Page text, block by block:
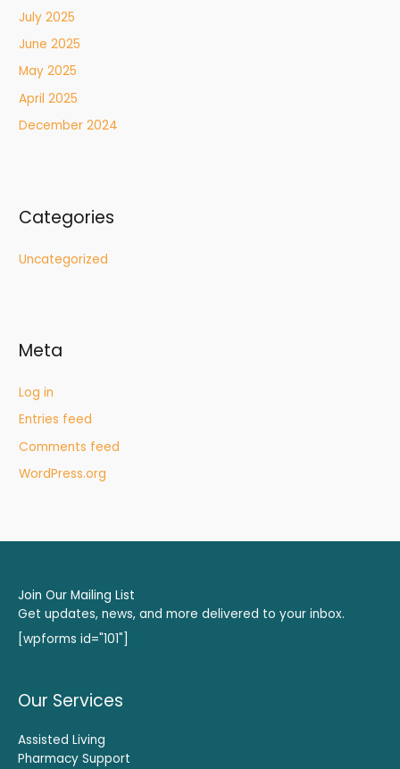
July 2025
June 2025
May 2025
April 2025
December 2024
Categories
Uncategorized
Meta
Log in
Entries feed
Comments feed
WordPress.org
Join Our Mailing List
Get updates, news, and more delivered to your inbox.
[wpforms id="101"]
Our Services
Assisted Living
Pharmacy Support